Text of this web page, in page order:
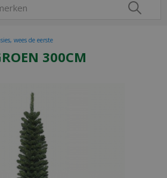
300CM
wees de eerste